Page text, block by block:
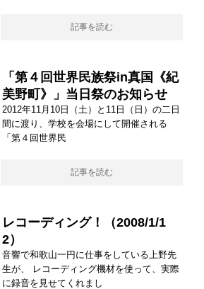
記事を読む
「第４回世界民族祭in真国《紀
美野町》」当日祭のお知らせ
2012年11月10日（土）と11日（日）の二日
間に渡り、学校を会場にして開催される
「第４回世界民
記事を読む
レコーディング！（2008/1/1
2）
音響で和歌山一円に仕事をしている上野先
生が、 レコーディング機材を使って、実際
に録音を見せてくれまし